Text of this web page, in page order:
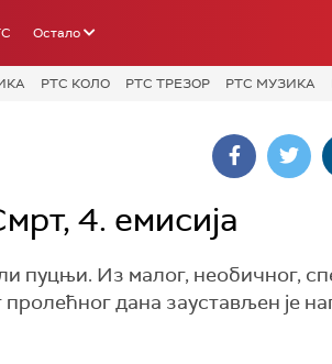
Остало
РТС КОЛО РТС ТРЕЗОР РТС МУЗИКА
4. емисија
пуцњи. Из малог, необичног,
дана заустављен је